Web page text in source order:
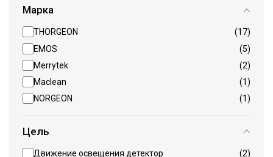
Марка
THORGEON
(17)
EMOS
(5)
Merrytek
(2)
Maclean
(1)
NORGEON
(1)
Цель
Движение освещения детектор
(2)